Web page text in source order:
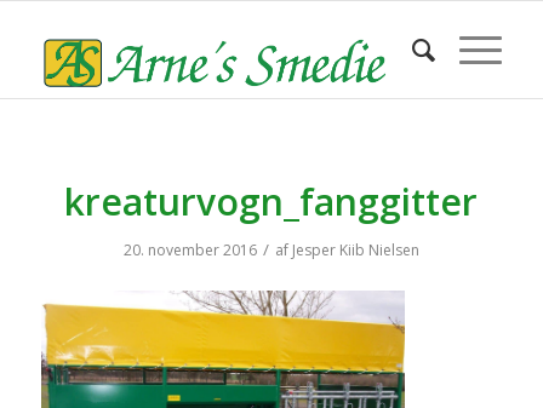
kreaturvogn_fanggitter
20. november 2016 / af Jesper Kiib Nielsen